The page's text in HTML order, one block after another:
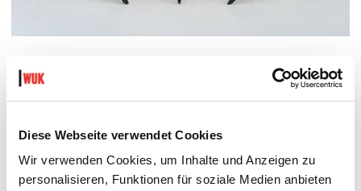
Diese Webseite verwendet Cookies
Wir verwenden Cookies, um Inhalte und Anzeigen zu
personalisieren, Funktionen für soziale Medien anbieten